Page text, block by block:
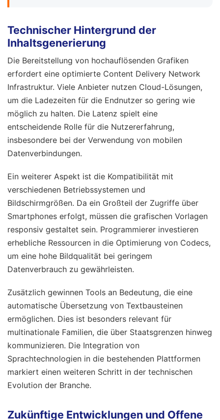
Technischer Hintergrund der
Inhaltsgenerierung
Die Bereitstellung von hochauflösenden Grafiken
erfordert eine optimierte Content Delivery Network
Infrastruktur. Viele Anbieter nutzen Cloud-Lösungen,
um die Ladezeiten für die Endnutzer so gering wie
möglich zu halten. Die Latenz spielt eine
entscheidende Rolle für die Nutzererfahrung,
insbesondere bei der Verwendung von mobilen
Datenverbindungen.
Ein weiterer Aspekt ist die Kompatibilität mit
verschiedenen Betriebssystemen und
Bildschirmgrößen. Da ein Großteil der Zugriffe über
Smartphones erfolgt, müssen die grafischen Vorlagen
responsiv gestaltet sein. Programmierer investieren
erhebliche Ressourcen in die Optimierung von Codecs,
um eine hohe Bildqualität bei geringem
Datenverbrauch zu gewährleisten.
Zusätzlich gewinnen Tools an Bedeutung, die eine
automatische Übersetzung von Textbausteinen
ermöglichen. Dies ist besonders relevant für
multinationale Familien, die über Staatsgrenzen hinweg
kommunizieren. Die Integration von
Sprachtechnologien in die bestehenden Plattformen
markiert einen weiteren Schritt in der technischen
Evolution der Branche.
Zukünftige Entwicklungen und Offene